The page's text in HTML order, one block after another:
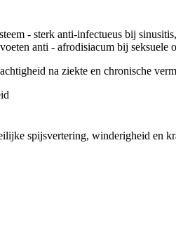
- sterk anti-infectueus bij
anti - afrodisiacum bij seksuele
na ziekte en chronische
spijsvertering, winderigheid en